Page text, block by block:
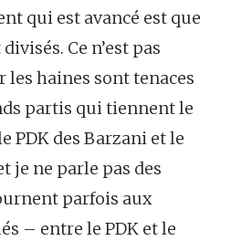
qui est avancé est que
Ce n’est pas
haines sont tenaces
partis qui tiennent le
PDK des Barzani et le
je ne parle pas des
parfois aux
– entre le PDK et le